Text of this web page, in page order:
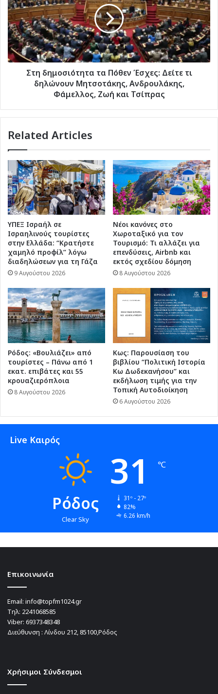
Πόθεν
Έσχες:
Δείτε
τι
δηλώνουν
Μητσοτάκης,
Ανδρουλάκης,
Φάμελλος,
Τσίπρας
Στη δημοσιότητα τα Πόθεν Έσχες: Δείτε τι
δηλώνουν Μητσοτάκης, Ανδρουλάκης,
Φάμελλος, Ζωή και Τσίπρας
Related Articles
ΥΠΕΞ Ισραήλ σε
Ισραηλινούς τουρίστες
στην Ελλάδα: “Κρατήστε
χαμηλό προφίλ” λόγω
διαδηλώσεων για τη Γάζα
9 Αυγούστου 2026
Νέοι κανόνες στο
Χωροταξικό για τον
Τουρισμό: Τι αλλάζει για
επενδύσεις, Airbnb και
εκτός σχεδίου δόμηση
8 Αυγούστου 2026
Ρόδος: «Βουλιάζει» από
τουρίστες – Πάνω από 1
εκατ. επιβάτες και 55
κρουαζιερόπλοια
8 Αυγούστου 2026
Κως: Παρουσίαση του
βιβλίου “Πολιτική Ιστορία
Κω Δωδεκανήσου” και
εκδήλωση τιμής για την
Τοπική Αυτοδιοίκηση
6 Αυγούστου 2026
Live Καιρός
Ρόδος
Clear Sky
31 ℃
31º - 27º
82%
6.26 km/h
Επικοινωνία
Email: info@topfm1024.gr
Τηλ: 2241068585
Viber: 6937348348
Διεύθυνση : Λίνδου 212, 85100,Ρόδος
Χρήσιμοι Σύνδεσμοι